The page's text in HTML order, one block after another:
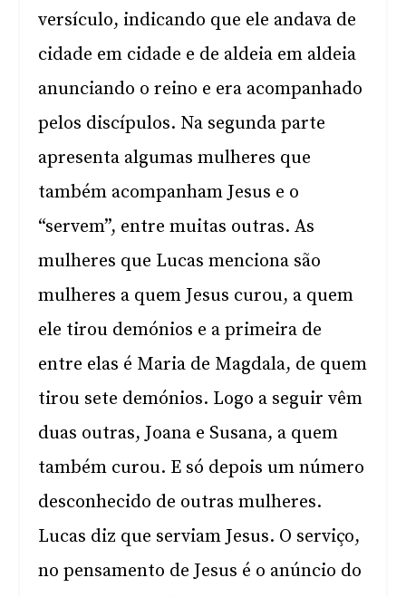
versículo, indicando que ele andava de
cidade em cidade e de aldeia em aldeia
anunciando o reino e era acompanhado
pelos discípulos. Na segunda parte
apresenta algumas mulheres que
também acompanham Jesus e o
“servem”, entre muitas outras. As
mulheres que Lucas menciona são
mulheres a quem Jesus curou, a quem
ele tirou demónios e a primeira de
entre elas é Maria de Magdala, de quem
tirou sete demónios. Logo a seguir vêm
duas outras, Joana e Susana, a quem
também curou. E só depois um número
desconhecido de outras mulheres.
Lucas diz que serviam Jesus. O serviço,
no pensamento de Jesus é o anúncio do